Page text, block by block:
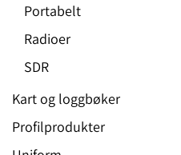
Portabelt
Radioer
SDR
Kart og loggbøker
Profilprodukter